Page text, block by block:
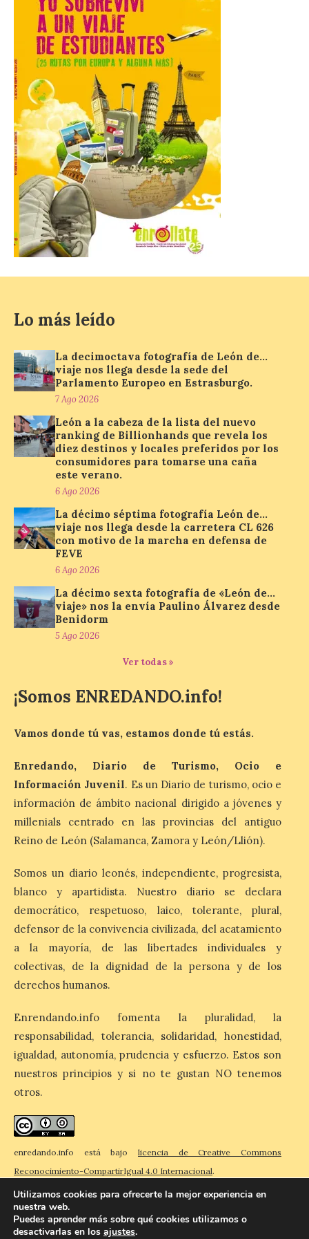
Las personas que hayan
cumplido o cumplan 18
años en 2026 pueden
solicitar esta ayuda en la
web
https://bonoculturajoven.gob.es/ hasta el
31 de octubre. Desde este año, los 400
euros del Bono pueden utilizarse tanto
para consumir productos culturales como
[…]
El Gobierno de España
lanza un visor web para
localizar y disfrutar del
eclipse solar del 12 de
agosto con seguridad
Se trata de un visor web
que permite conocer la
así localizar el lugar ideal
para observar el eclipse
solar del 12 de agosto de 2026 sin
obstáculos. El visor es una herramienta a
Paradores renueva su
compromiso con La Vuelta
como patrocinador oficial
La cadena hotelera pública
en la zona de descanso
y, como novedad, en el
Leaders Lounge, dos espacios exclusivos
para los ciclistas. El recorrido de La
Vuelta discurrirá junto a 17 […]
total del 12 de agosto.
precio
León es la provincia más
económica (116€/noche),
pero también una de las
más agotadas: solo un 4%
de alojamientos libres.
Zamora, Palencia y Álava son las
1% de los alojamientos siguen libres para
El eclipse genera un boom
de reservas hoteleras y
precios desorbitados,
según SiteMinder
Asturias lidera el impacto
del fenómeno, con el
mayor aumento en
planificación: reservas más anticipadas y
estancias más breves en torno al evento.
Lo más leído
La decimoctava fotografía de León de…
viaje nos llega desde la sede del
Parlamento Europeo en Estrasburgo.
7 Ago 2026
León a la cabeza de la lista del nuevo
ranking de Billionhands que revela los
diez destinos y locales preferidos por los
consumidores para tomarse una caña
este verano.
6 Ago 2026
La décimo séptima fotografía León de…
viaje nos llega desde la carretera CL 626
con motivo de la marcha en defensa de
FEVE
6 Ago 2026
La décimo sexta fotografía de «León de…
viaje» nos la envía Paulino Álvarez desde
Benidorm
5 Ago 2026
Ver todas »
¡Somos ENREDANDO.info!
Vamos donde tú vas, estamos donde tú estás.
Enredando, Diario de Turismo, Ocio e
Información Juvenil. Es un Diario de turismo, ocio e
información de ámbito nacional dirigido a jóvenes y
millenials centrado en las provincias del antiguo
Reino de León (Salamanca, Zamora y León/Llión).
Somos un diario leonés, independiente, progresista,
blanco y apartidista. Nuestro diario se declara
democrático, respetuoso, laico, tolerante, plural,
defensor de la convivencia civilizada, del acatamiento
a la mayoría, de las libertades individuales y
colectivas, de la dignidad de la persona y de los
derechos humanos.
Enrendando.info fomenta la pluralidad, la
responsabilidad, tolerancia, solidaridad, honestidad,
igualdad, autonomía, prudencia y esfuerzo. Estos son
nuestros principios y si no te gustan NO tenemos
otros.
enredando.info está bajo licencia de Creative Commons
Reconocimiento-CompartirIgual 4.0 Internacional.
© 2026 Enredando Política de privacidad
Utilizamos cookies para ofrecerte la mejor experiencia en
nuestra web.
Puedes aprender más sobre qué cookies utilizamos o
desactivarlas en los ajustes.